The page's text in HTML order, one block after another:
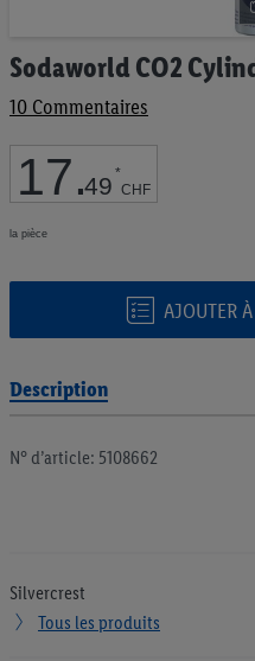
Sodaworld CO2
10 Commentaires
17.49 *
CHF
la pièce
AJOUTER
Passer
au
début
la
Galerie
d’images
Description
N° d’article: 5108662
Silvercrest
Tous les produits